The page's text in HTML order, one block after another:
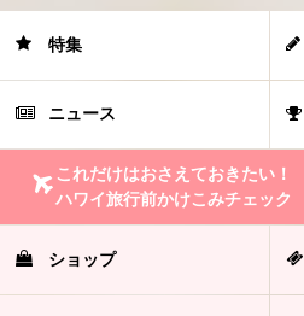
特集
ニュース
これだけはおさえておきたい！
ハワイ旅行前かけこみチェック
ショップ